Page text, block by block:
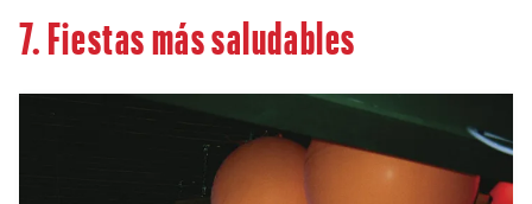
7. Fiestas más saludables